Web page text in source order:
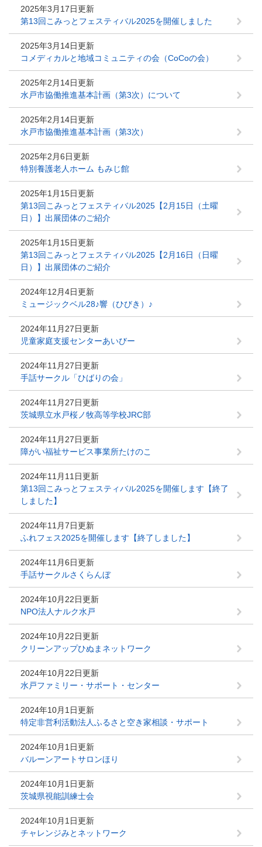
2025年3月17日更新
第13回こみっとフェスティバル2025を開催しました
2025年3月14日更新
コメディカルと地域コミュニティの会（CoCoの会）
2025年2月14日更新
水戸市協働推進基本計画（第3次）について
2025年2月14日更新
水戸市協働推進基本計画（第3次）
2025年2月6日更新
特別養護老人ホーム もみじ館
2025年1月15日更新
第13回こみっとフェスティバル2025【2月15日（土曜
日）】出展団体のご紹介
2025年1月15日更新
第13回こみっとフェスティバル2025【2月16日（日曜
日）】出展団体のご紹介
2024年12月4日更新
ミュージックベル28♪響（ひびき）♪
2024年11月27日更新
児童家庭支援センターあいびー
2024年11月27日更新
手話サークル「ひばりの会」
2024年11月27日更新
茨城県立水戸桜ノ牧高等学校JRC部
2024年11月27日更新
障がい福祉サービス事業所たけのこ
2024年11月11日更新
第13回こみっとフェスティバル2025を開催します【終了
しました】
2024年11月7日更新
ふれフェス2025を開催します【終了しました】
2024年11月6日更新
手話サークルさくらんぼ
2024年10月22日更新
NPO法人ナルク水戸
2024年10月22日更新
クリーンアップひぬまネットワーク
2024年10月22日更新
水戸ファミリー・サポート・センター
2024年10月1日更新
特定非営利活動法人ふるさと空き家相談・サポート
2024年10月1日更新
バルーンアートサロンほり
2024年10月1日更新
茨城県視能訓練士会
2024年10月1日更新
チャレンジみとネットワーク